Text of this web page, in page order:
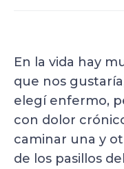
En la vida hay
que nos
elegí enfermo,
con dolor
caminar una y
de los pasillos